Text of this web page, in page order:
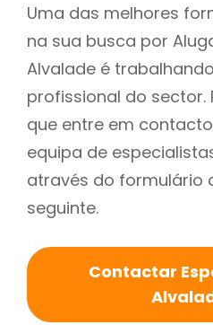
Uma das melhores
na sua busca por
Alvalade é
profissional do sector.
que entre em
equipa de
através do formulário
seguinte.
Contactar